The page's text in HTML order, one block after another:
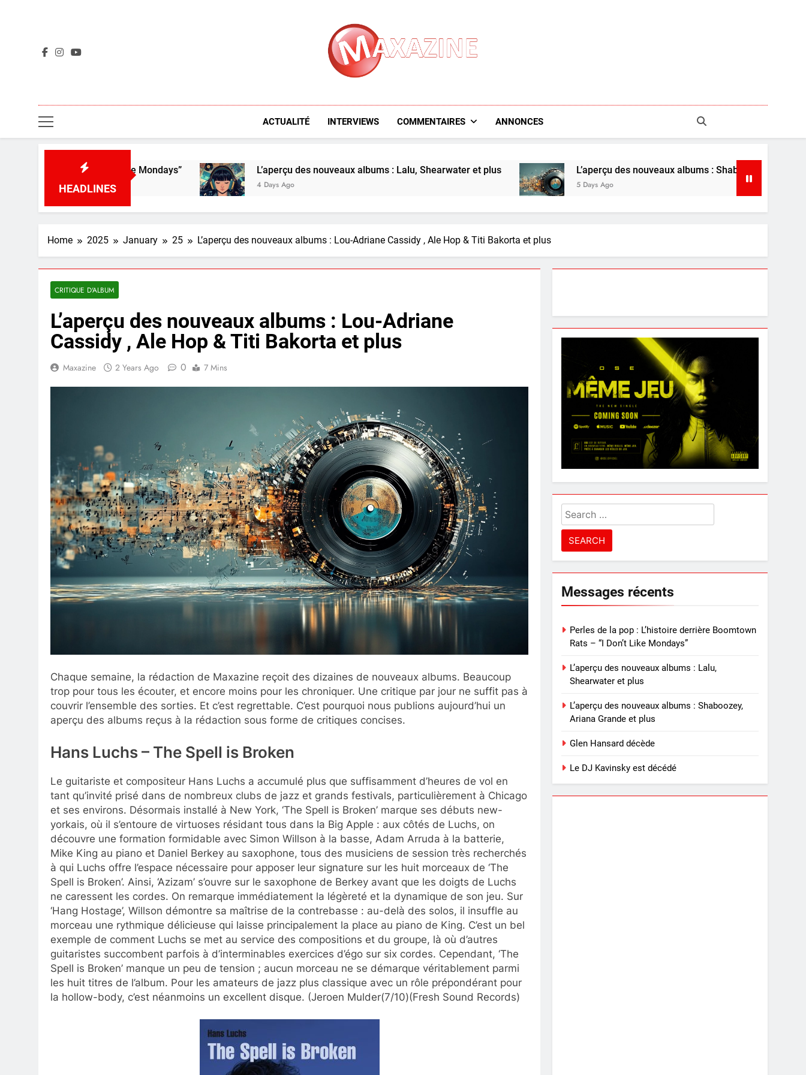
Maxazine.fr
ACTUALITÉ INTERVIEWS COMMENTAIRES ANNONCES
HEADLINES
Like Mondays” L’aperçu des nouveaux albums : Lalu, Shearwater et plus
4 Days Ago
L’aperçu des nouveaux albums : Shaboozey, Ariana Grande et plus
5 Days Ago
Home 2025 January 25 L’aperçu des nouveaux albums : Lou-Adriane Cassidy , Ale Hop & Titi Bakorta et plus
CRITIQUE D'ALBUM
L’aperçu des nouveaux albums : Lou-Adriane
Cassidy , Ale Hop & Titi Bakorta et plus
Maxazine 2 Years Ago 0 7 Mins
Chaque semaine, la rédaction de Maxazine reçoit des dizaines de nouveaux albums. Beaucoup
trop pour tous les écouter, et encore moins pour les chroniquer. Une critique par jour ne suffit pas à
couvrir l’ensemble des sorties. Et c’est regrettable. C’est pourquoi nous publions aujourd’hui un
aperçu des albums reçus à la rédaction sous forme de critiques concises.
Hans Luchs – The Spell is Broken
Le guitariste et compositeur Hans Luchs a accumulé plus que suffisamment d’heures de vol en
tant qu’invité prisé dans de nombreux clubs de jazz et grands festivals, particulièrement à Chicago
et ses environs. Désormais installé à New York, ‘The Spell is Broken’ marque ses débuts new-
yorkais, où il s’entoure de virtuoses résidant tous dans la Big Apple : aux côtés de Luchs, on
découvre une formation formidable avec Simon Willson à la basse, Adam Arruda à la batterie,
Mike King au piano et Daniel Berkey au saxophone, tous des musiciens de session très recherchés
à qui Luchs offre l’espace nécessaire pour apposer leur signature sur les huit morceaux de ‘The
Spell is Broken’. Ainsi, ‘Azizam’ s’ouvre sur le saxophone de Berkey avant que les doigts de Luchs
ne caressent les cordes. On remarque immédiatement la légèreté et la dynamique de son jeu. Sur
‘Hang Hostage’, Willson démontre sa maîtrise de la contrebasse : au-delà des solos, il insuffle au
morceau une rythmique délicieuse qui laisse principalement la place au piano de King. C’est un bel
exemple de comment Luchs se met au service des compositions et du groupe, là où d’autres
guitaristes succombent parfois à d’interminables exercices d’égo sur six cordes. Cependant, ‘The
Spell is Broken’ manque un peu de tension ; aucun morceau ne se démarque véritablement parmi
les huit titres de l’album. Pour les amateurs de jazz plus classique avec un rôle prépondérant pour
la hollow-body, c’est néanmoins un excellent disque. (Jeroen Mulder(7/10)(Fresh Sound Records)
Search
for:
Messages récents
Perles de la pop : L’histoire derrière Boomtown
Rats – “I Don’t Like Mondays”
L’aperçu des nouveaux albums : Lalu,
Shearwater et plus
L’aperçu des nouveaux albums : Shaboozey,
Ariana Grande et plus
Glen Hansard décède
Le DJ Kavinsky est décédé